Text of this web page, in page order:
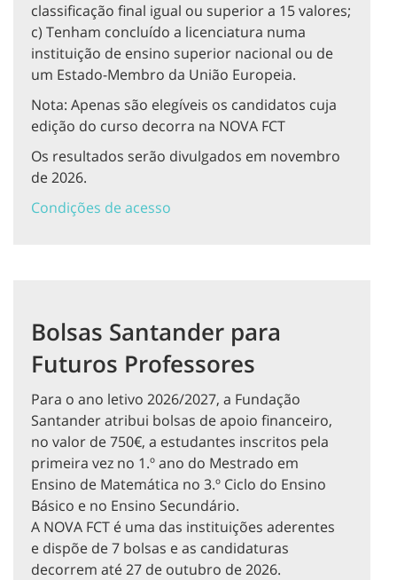
classificação final igual ou superior a 15 valores;
c) Tenham concluído a licenciatura numa
instituição de ensino superior nacional ou de
um Estado-Membro da União Europeia.
Nota: Apenas são elegíveis os candidatos cuja
edição do curso decorra na NOVA FCT
Os resultados serão divulgados em novembro
de 2026.
Condições de acesso
Bolsas Santander para
Futuros Professores
Para o ano letivo 2026/2027, a Fundação
Santander atribui bolsas de apoio financeiro,
no valor de 750€, a estudantes inscritos pela
primeira vez no 1.º ano do Mestrado em
Ensino de Matemática no 3.º Ciclo do Ensino
Básico e no Ensino Secundário.
A NOVA FCT é uma das instituições aderentes
e dispõe de 7 bolsas e as candidaturas
decorrem até 27 de outubro de 2026.